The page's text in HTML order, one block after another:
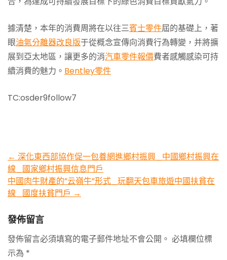
據清楚，本年的消費周將在以往三賓士零件屆的基礎上，著
眼油氣分離器改良版于從概念宣傳向消費行為轉變，并將擴
展到亞太地區，讓更多的消汽車零件報價費者感觸感染可持
續消費的魅力。 Bentley零件
TC:osder9follow7
Post
navigation
← 深化東西部協作促一包養網進鄉村振興_中國鄉村振興在
線_國家鄉村振興信息門戶
中國肉牛財產的”云嶺牛”形式_玩翻天包車旅遊中國扶貧在
線_國度扶貧門戶 →
發佈留言
發佈留言必須填寫的電子郵件地址不會公開。 必填欄位標
示為 *